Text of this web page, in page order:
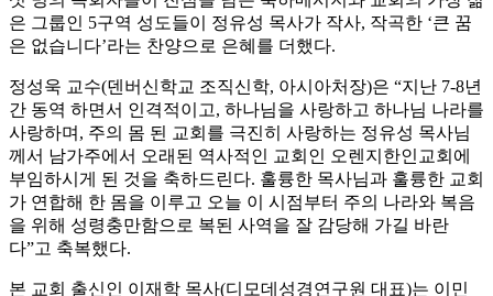
은 그룹인 5구역 성도들이 정유성 목사가 작사, 작곡한 ‘큰 꿈
은 없습니다’라는 찬양으로 은혜를 더했다.
정성욱 교수(덴버신학교 조직신학, 아시아처장)은 “지난 7-8년
간 동역 하면서 인격적이고, 하나님을 사랑하고 하나님 나라를
사랑하며, 주의 몸 된 교회를 극진히 사랑하는 정유성 목사님
께서 남가주에서 오래된 역사적인 교회인 오렌지한인교회에
부임하시게 된 것을 축하드린다. 훌륭한 목사님과 훌륭한 교회
가 연합해 한 몸을 이루고 오늘 이 시점부터 주의 나라와 복음
을 위해 성령충만함으로 복된 사역을 잘 감당해 가길 바란
다”고 축복했다.
본 교회 출신인 이재학 목사(디모데성경연구원 대표)는 이민